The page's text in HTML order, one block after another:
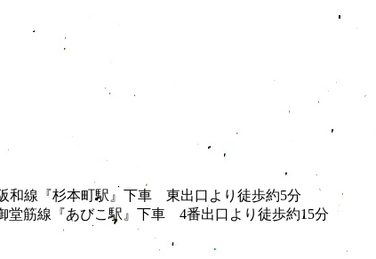
和線『杉本町駅』下車 東出口より徒歩約5分
堂筋線『あびこ駅』下車 4番出口より徒歩約15分